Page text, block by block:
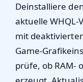
Deinstalliere
aktuelle WHQL-
mit
Game-
prüfe, ob RAM-